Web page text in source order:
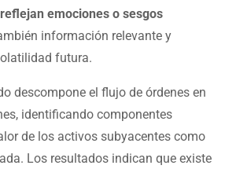
emociones o sesgos
información relevante y
futura.
descompone el flujo de órdenes en
identificando componentes
de los activos subyacentes como
Los resultados indican que existe